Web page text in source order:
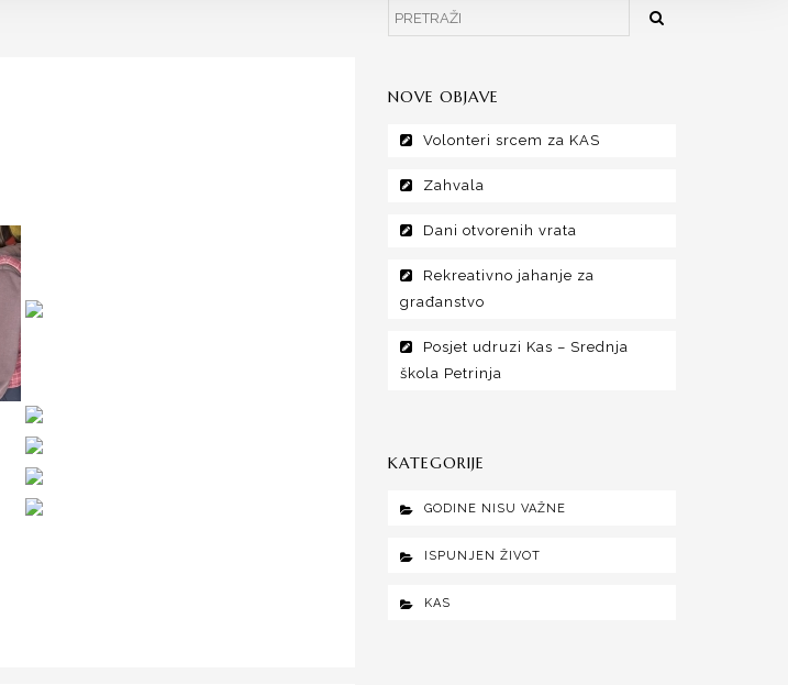
NOVE OBJAVE
Volonteri srcem za KAS
Zahvala
Dani otvorenih vrata
Rekreativno jahanje za
građanstvo
Posjet udruzi Kas – Srednja
škola Petrinja
KATEGORIJE
GODINE NISU VAŽNE
ISPUNJEN ŽIVOT
KAS